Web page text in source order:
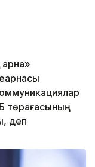
төрағасының
деп